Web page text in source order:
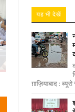
यह भी देखें
ग़ाज़ियाबाद :